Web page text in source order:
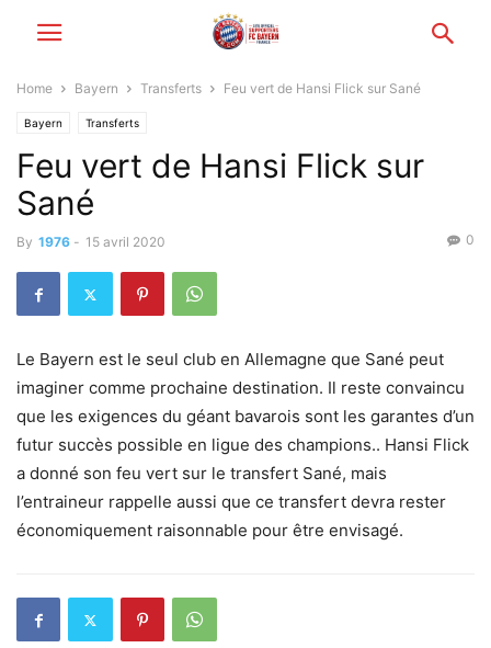
Home Bayern Transferts Feu vert de Hansi Flick sur Sané
Bayern Transferts
Feu vert de Hansi Flick sur
Sané
By 1976 - 15 avril 2020 0
Le Bayern est le seul club en Allemagne que Sané peut
imaginer comme prochaine destination. Il reste convaincu
que les exigences du géant bavarois sont les garantes d’un
futur succès possible en ligue des champions.. Hansi Flick
a donné son feu vert sur le transfert Sané, mais
l’entraineur rappelle aussi que ce transfert devra rester
économiquement raisonnable pour être envisagé.